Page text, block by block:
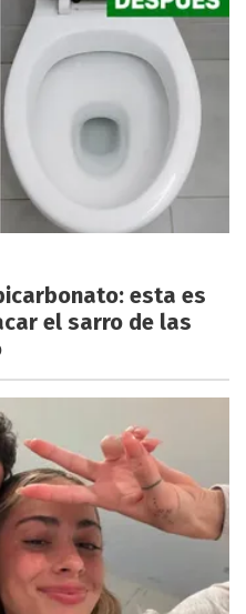
esta es
el sarro de las